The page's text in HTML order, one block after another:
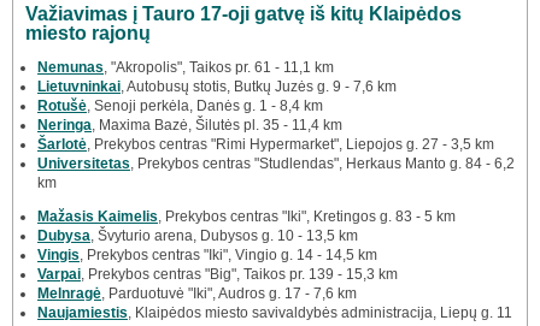
Važiavimas į Tauro 17-oji gatvę iš kitų Klaipėdos
miesto rajonų
Nemunas , "Akropolis", Taikos pr. 61 - 11,1 km
Lietuvninkai , Autobusų stotis, Butkų Juzės g. 9 - 7,6 km
Rotušė , Senoji perkėla, Danės g. 1 - 8,4 km
Neringa , Maxima Bazė, Šilutės pl. 35 - 11,4 km
Šarlotė , Prekybos centras "Rimi Hypermarket", Liepojos g. 27 - 3,5 km
Universitetas , Prekybos centras "Studlendas", Herkaus Manto g. 84 - 6,2
km
Mažasis Kaimelis , Prekybos centras "Iki", Kretingos g. 83 - 5 km
Dubysa , Švyturio arena, Dubysos g. 10 - 13,5 km
Vingis , Prekybos centras "Iki", Vingio g. 14 - 14,5 km
Varpai , Prekybos centras "Big", Taikos pr. 139 - 15,3 km
Melnragė , Parduotuvė "Iki", Audros g. 17 - 7,6 km
Naujamiestis , Klaipėdos miesto savivaldybės administracija, Liepų g. 11